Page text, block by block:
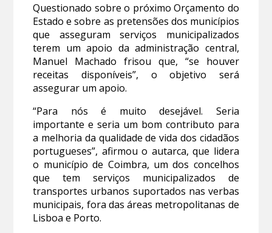
Questionado sobre o próximo Orçamento do
Estado e sobre as pretensões dos municípios
que asseguram serviços municipalizados
terem um apoio da administração central,
Manuel Machado frisou que, “se houver
receitas disponíveis”, o objetivo será
assegurar um apoio.
“Para nós é muito desejável. Seria
importante e seria um bom contributo para
a melhoria da qualidade de vida dos cidadãos
portugueses”, afirmou o autarca, que lidera
o município de Coimbra, um dos concelhos
que tem serviços municipalizados de
transportes urbanos suportados nas verbas
municipais, fora das áreas metropolitanas de
Lisboa e Porto.